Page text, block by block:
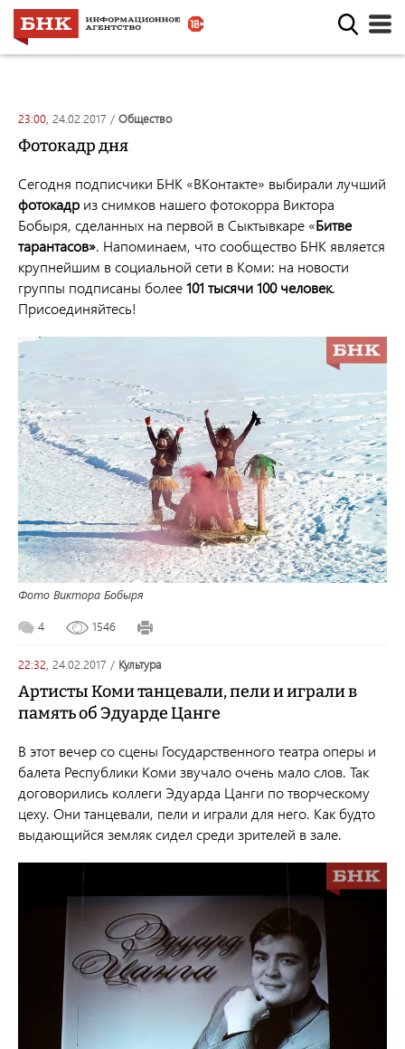
23:00, 24.02.2017 / общество
Фотокадр дня
Сегодня подписчики БНК «ВКонтакте» выбирали лучший
фотокадр из снимков нашего фотокорра Виктора
Бобыря, сделанных на первой в Сыктывкаре «Битве
тарантасов». Напоминаем, что сообщество БНК является
крупнейшим в социальной сети в Коми: на новости
группы подписаны более101 тысячи 100 человек.
Присоединяйтесь!
Фото Виктора Бобыря
4 1546
22:32, 24.02.2017 / культура
Артисты Коми танцевали, пели и играли в
память об Эдуарде Цанге
В этот вечер со сцены Государственного театра оперы и
балета Республики Коми звучало очень мало слов. Так
договорились коллеги Эдуарда Цанги по творческому
цеху. Они танцевали, пели и играли для него. Как будто
выдающийся земляк сидел среди зрителей в зале.